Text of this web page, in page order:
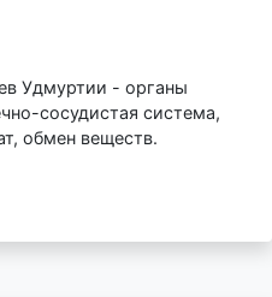
Удмуртии - органы
сосудистая система,
обмен веществ.